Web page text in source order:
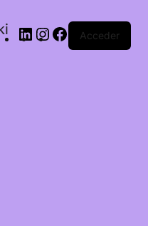
Acceder